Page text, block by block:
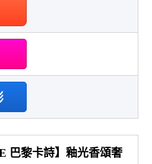
巴黎卡詩】釉光香頌奢